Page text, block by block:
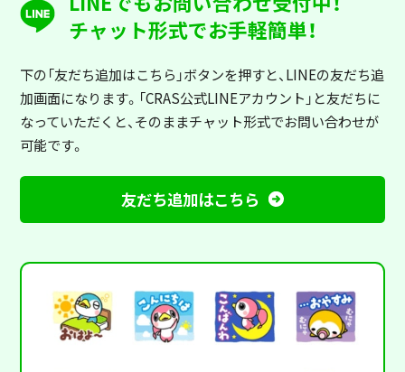
チャット形式でお手軽簡単！
下の「友だち追加はこちら」ボタンを押すと、LINEの友だち追
加画面になります。「CRAS公式LINEアカウント」と友だちに
なっていただくと、そのままチャット形式でお問い合わせが
可能です。
友だち追加はこちら